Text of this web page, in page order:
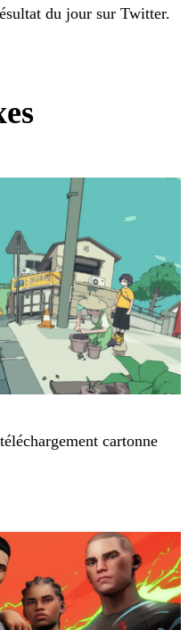
du jour sur Twitter.
cartonne